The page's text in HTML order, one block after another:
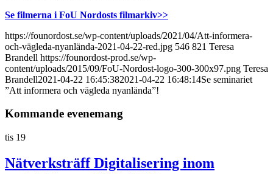
Se filmerna i FoU Nordosts filmarkiv>>
https://founordost.se/wp-content/uploads/2021/04/Att-informera-
och-vägleda-nyanlända-2021-04-22-red.jpg 546 821 Teresa
Brandell https://founordost-prod.se/wp-
content/uploads/2015/09/FoU-Nordost-logo-300-300x97.png Teresa
Brandell2021-04-22 16:45:382021-04-22 16:48:14Se seminariet
”Att informera och vägleda nyanlända”!
Kommande evenemang
tis 19
Nätverksträff Digitalisering inom